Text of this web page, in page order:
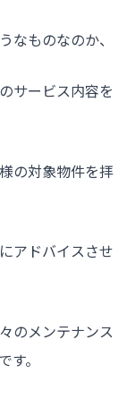
なものなのか、
サービス内容を
の対象物件を拝
アドバイスさせ
のメンテナンス
。